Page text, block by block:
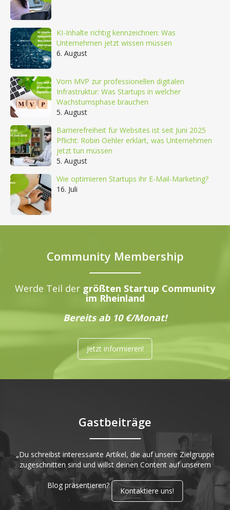
KI-Inhalte richtig kennzeichnen: Was
Unternehmen jetzt wissen müssen
6. August
Vom MVP zur professionellen digitalen
Infrastruktur: Was Startups in welcher
Wachstumsphase brauchen
5. August
Barrierefreiheit für Websites ist seit Juni 2025
Pflicht: Robin Oehler erklärt, was Unternehmen
jetzt tun müssen
5. August
Wie optimieren Startups ihr E-Mail-Marketing?
16. Juli
Community Membership
Werde Teil der größten Startup Community
im Rheinland
Bereits ab 10 €/Monat!
Jetzt informieren!
Gastbeiträge
„Du schreibst interessante Artikel, die auf unsere Zielgruppe
zugeschnitten sind und willst deinen Content auf unserem
Blog präsentieren?
Kontaktiere uns!